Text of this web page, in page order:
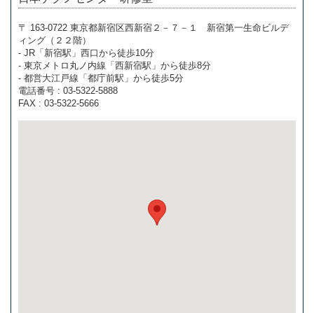
〒 163-0722 東京都新宿区西新宿２－７－１ 新宿第一生命ビルデ
ィング（２２階）
- JR「新宿駅」西口から徒歩10分
- 東京メトロ丸ノ内線「西新宿駅」から徒歩8分
- 都営大江戸線「都庁前駅」から徒歩5分
電話番号 : 03-5322-5888
FAX : 03-5322-5666